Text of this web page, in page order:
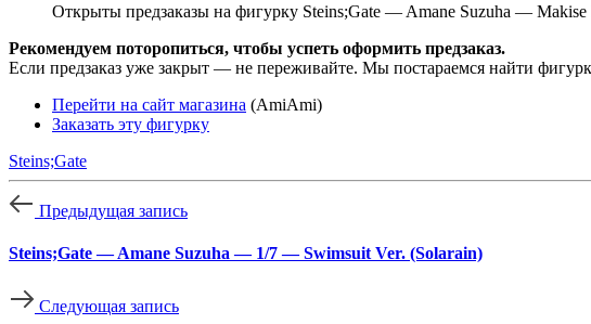
Открыты предзаказы на фигурку Steins;Gate — Amane Suzuha —
Рекомендуем поторопиться, чтобы успеть оформить предзаказ.
Если предзаказ уже закрыт — не переживайте. Мы постараемся найти
Перейти на сайт магазина (AmiAmi)
Заказать эту фигурку
Steins;Gate
Предыдущая запись
Steins;Gate — Amane Suzuha — 1/7 — Swimsuit Ver. (Solarain)
Следующая запись